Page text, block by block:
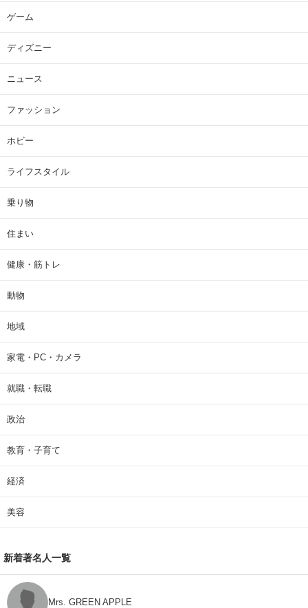
ゲーム
ディズニー
ニュース
ファッション
ホビー
ライフスタイル
乗り物
住まい
健康・筋トレ
動物
地域
家電・PC・カメラ
就職・転職
政治
教育・子育て
経済
美容
新着著名人一覧
Mrs. GREEN APPLE